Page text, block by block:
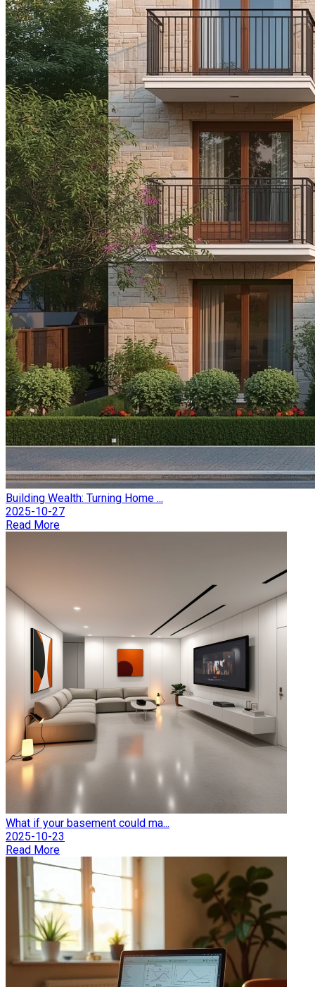
Building Wealth: Turning Home ...
2025-10-27
Read More
What if your basement could ma...
2025-10-23
Read More